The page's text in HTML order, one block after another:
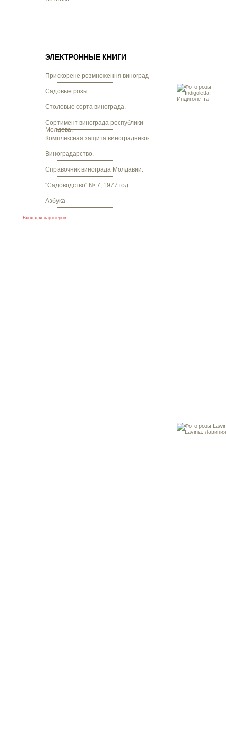
ЭЛЕКТРОННЫЕ КНИГИ
Прискорене розмноження винограду.
Садовые розы.
Столовые сорта винограда.
Сортимент винограда республики
Молдова.
Комплексная защита виноградников.
Виноградарство.
Справочник винограда Молдавии.
"Садоводство" № 7, 1977 год.
Азбука
Вход для партнеров